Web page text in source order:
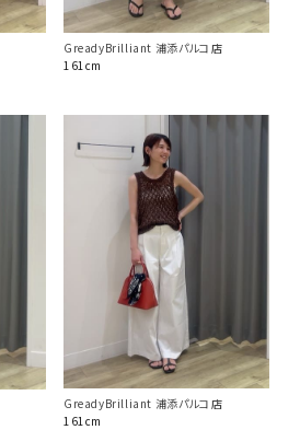
GreadyBrilliant 浦添パルコ店
161cm
GreadyBrilliant 浦添パルコ店
161cm